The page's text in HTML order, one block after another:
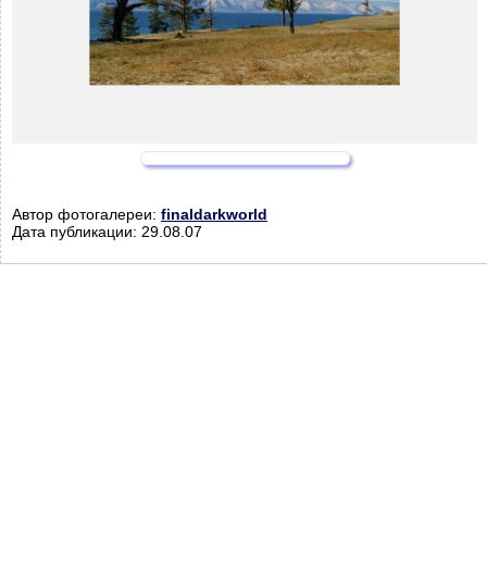
Автор фотогалереи: finaldarkworld
Дата публикации: 29.08.07